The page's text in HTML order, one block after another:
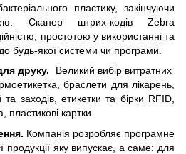
пластику, закінчуючи
Сканер штрих-кодів Zebra
простотою у використанні та
будь-якої системи чи програми.
друку.
Великий вибір витратних
браслети для лікарень,
заходів, етикетки та бірки RFID,
пластикові картки.
Компанія розробляє програмне
продукції яку випускає, а саме: для